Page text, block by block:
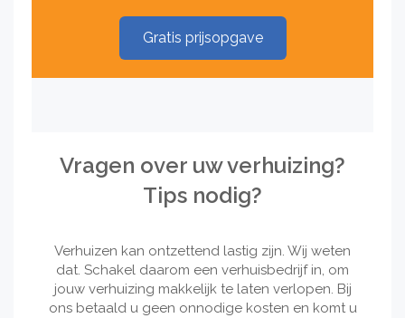
Gratis prijsopgave
Vragen over uw verhuizing?
Tips nodig?
Verhuizen kan ontzettend lastig zijn. Wij weten
dat. Schakel daarom een verhuisbedrijf in, om
jouw verhuizing makkelijk te laten verlopen. Bij
ons betaald u geen onnodige kosten en komt u